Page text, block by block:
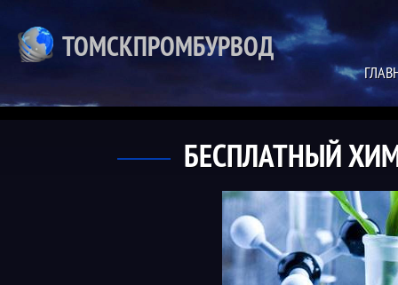
ТОМСКПРОМБУРВОД
БЕСПЛАТНЫЙ